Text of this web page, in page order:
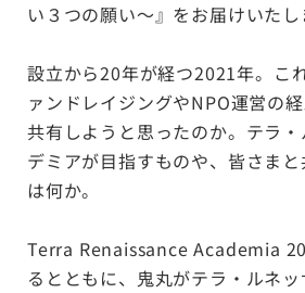
い３つの願い〜』をお届けいたし
設立から20年が経つ2021年。こ
ァンドレイジングやNPO運営の
共有しようと思ったのか。テラ
デミアが目指すものや、皆さま
は何か。
Terra Renaissance Academia
るとともに、鬼丸がテラ・ルネ